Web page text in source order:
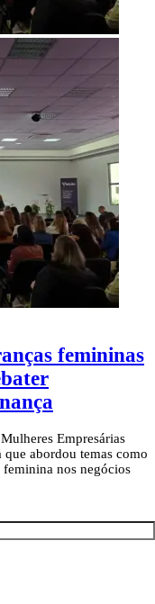
femininas
Empresárias
que abordou temas como
feminina nos negócios